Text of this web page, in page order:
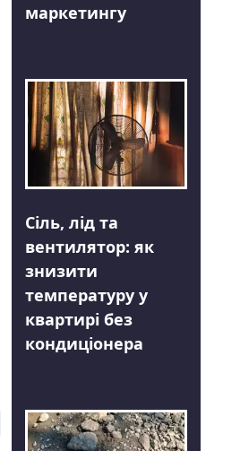
маркетингу
Сіль, лід та
вентилятор: як
знизити
температуру у
квартирі без
кондиціонера